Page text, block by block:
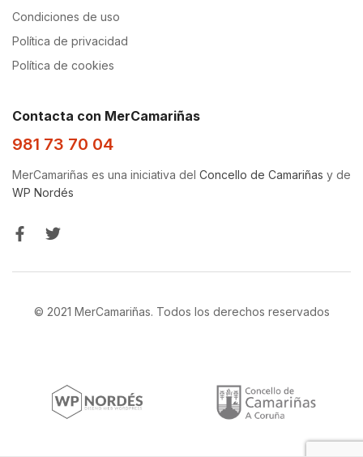
Condiciones de uso
Política de privacidad
Política de cookies
Contacta con MerCamariñas
981 73 70 04
MerCamariñas es una iniciativa del Concello de Camariñas y de
WP Nordés
© 2021 MerCamariñas. Todos los derechos reservados